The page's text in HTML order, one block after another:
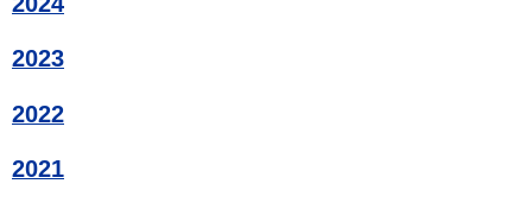
2023
2022
2021